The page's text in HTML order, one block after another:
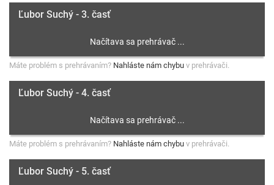
Ľubor Suchý - 3. časť
Máte problém s prehrávaním? Nahláste nám chybu v prehrávači.
Ľubor Suchý - 4. časť
Máte problém s prehrávaním? Nahláste nám chybu v prehrávači.
Ľubor Suchý - 5. časť